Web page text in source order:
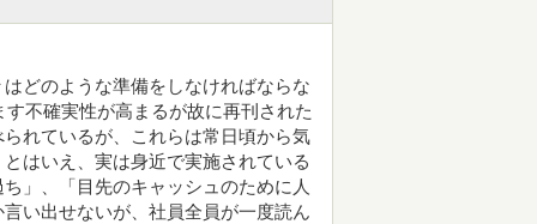
どのような準備をしなければならな
不確実性が高まるが故に再刊された
れているが、これらは常日頃から気
はいえ、実は身近で実施されている
」、「目先のキャッシュのために人
い出せないが、社員全員が一度読ん